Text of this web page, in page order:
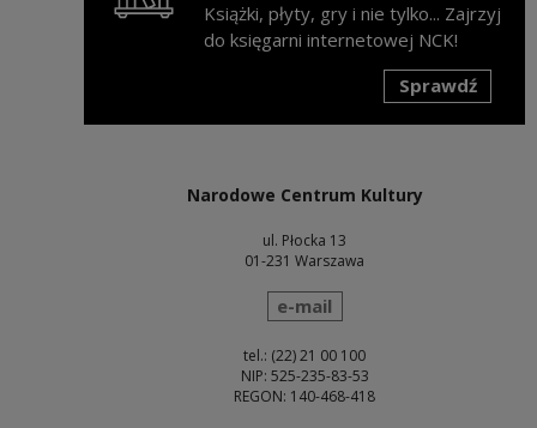
Książki, płyty, gry i nie tylko... Zajrzyj
do księgarni internetowej NCK!
Sprawdź
Narodowe Centrum Kultury
ul. Płocka 13
01-231 Warszawa
wyślij wiadomość
e-mail
tel.: (22) 21 00 100
NIP: 525-235-83-53
REGON: 140-468-418